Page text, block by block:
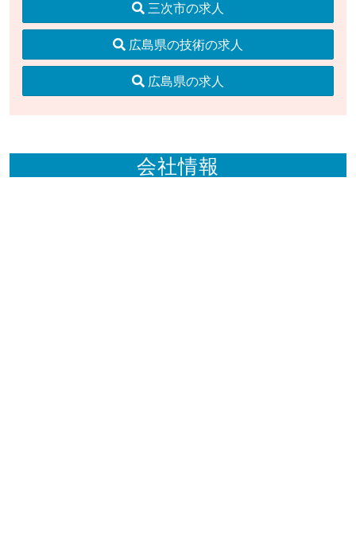
三次市の求人
広島県の技術の求人
広島県の求人
会社情報